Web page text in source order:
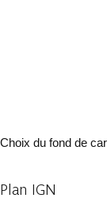
Choix du fond de
Plan IGN